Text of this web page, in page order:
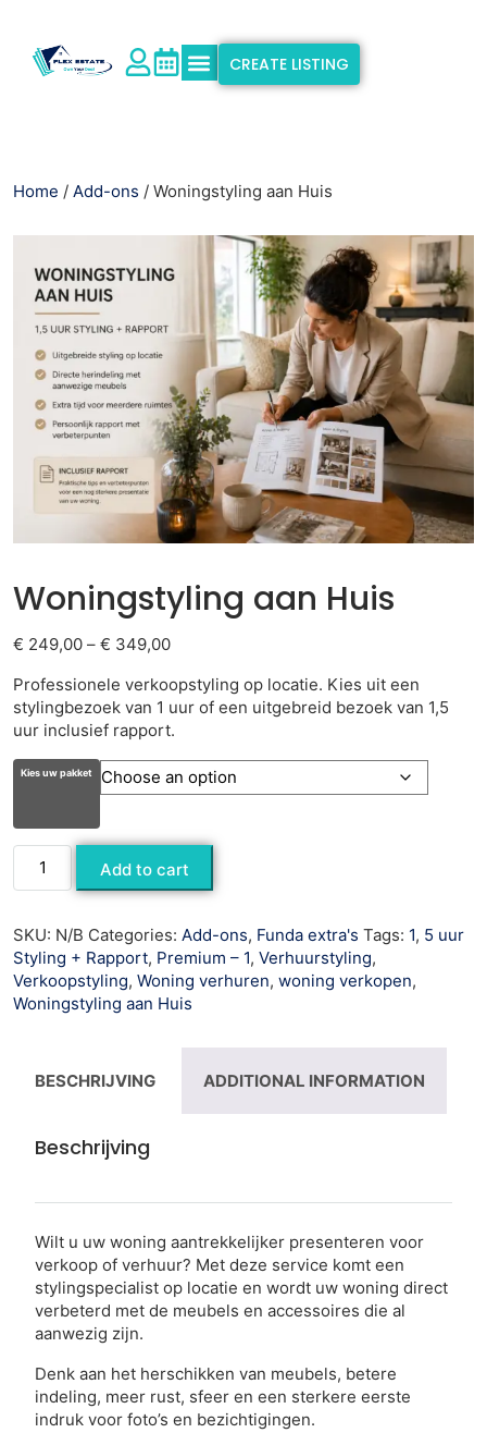
CREATE LISTING
Home / Add-ons / Woningstyling aan Huis
Woningstyling aan Huis
€ 249,00 – € 349,00
Professionele verkoopstyling op locatie. Kies uit een
stylingbezoek van 1 uur of een uitgebreid bezoek van 1,5
uur inclusief rapport.
Kies uw pakket
Add to cart
SKU: N/B Categories: Add-ons, Funda extra's Tags: 1, 5 uur
Styling + Rapport, Premium – 1, Verhuurstyling,
Verkoopstyling, Woning verhuren, woning verkopen,
Woningstyling aan Huis
BESCHRIJVING ADDITIONAL INFORMATION
Beschrijving
Wilt u uw woning aantrekkelijker presenteren voor
verkoop of verhuur? Met deze service komt een
stylingspecialist op locatie en wordt uw woning direct
verbeterd met de meubels en accessoires die al
aanwezig zijn.
Denk aan het herschikken van meubels, betere
indeling, meer rust, sfeer en een sterkere eerste
indruk voor foto’s en bezichtigingen.